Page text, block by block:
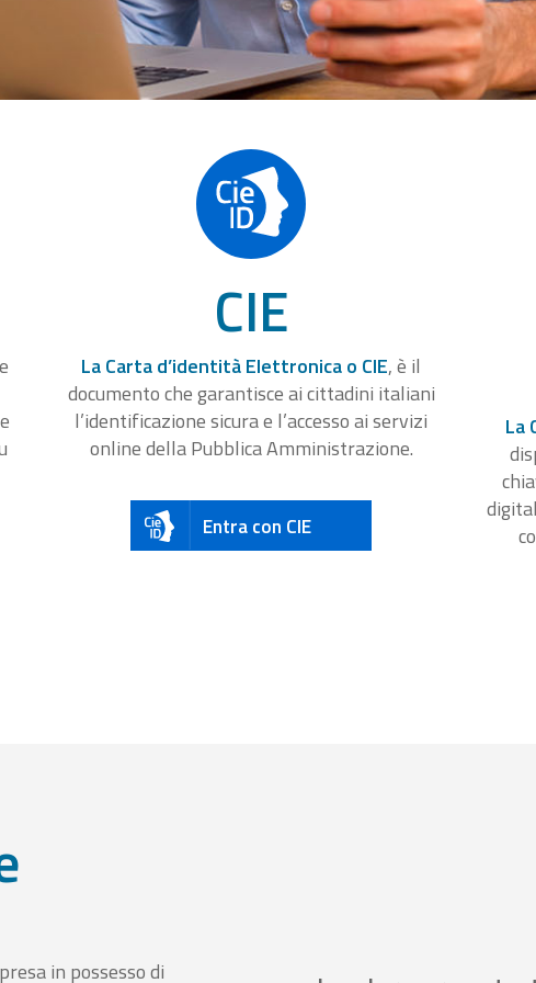
CIE
La Carta d’identità Elettronica o CIE, è il
documento che garantisce ai cittadini italiani
l’identificazione sicura e l’accesso ai servizi
online della Pubblica Amministrazione.
Entra con CIE
La
in possesso di